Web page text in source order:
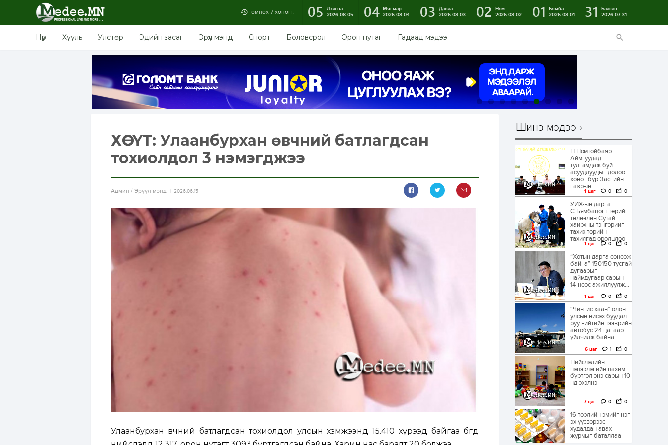
өмнөх 7 хоногт: 05
Лхагва
2026-08-05
04 Мягмар
2026-08-04
03
Даваа
2026-08-03
02
Ням
2026-08-02
01
Бямба
2026-08-01
31
Баасан
2026-07-31
Нүүр Хууль Улстөр Эдийн засаг Эрүүл мэнд Спорт Боловсрол Орон нутаг Гадаад мэдээ
ХӨСҮТ: Улаанбурхан өвчний батлагдсан
тохиолдол 3 нэмэгджээ
Aдмин / Эрүүл мэнд 2026.06.15
Улаанбурхан өвчний батлагдсан тохиолдол улсын хэмжээнд 15.410 хүрээд байгаа бөгөөд
Шинэ мэдээ
Н.Номтойбаяр:
Аймгуудад
тулгамдаж буй
асуудлуудыг долоо
хоног бүр Засгийн
газрын...
1 цаг 0 0
УИХ-ын дарга
С.Бямбацогт төрийг
төлөөлөн Сутай
хайрхны тэнгэрийг
тахих төрийн
тахилгад оролцлоо
1 цаг 0 0
“Хотын дарга сонсож
байна” 150150 тусгай
дугаарыг
наймдугаар сарын
14-нөөс ажиллуулж...
1 цаг 0 0
“Чингис хаан” олон
улсын нисэх буудал
руу нийтийн тээврийн
автобус 24 цагаар
үйлчилж байна
6 цаг 1 0
Нийслэлийн
цэцэрлэгийн цахим
бүртгэл энэ сарын 10-
нд эхэлнэ
7 цаг 0 0
16 төрлийн эмийг нэг
эх үүсвэрээс
худалдан авах
журмыг баталлаа